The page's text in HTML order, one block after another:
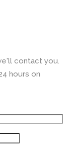
contact you.
hours on